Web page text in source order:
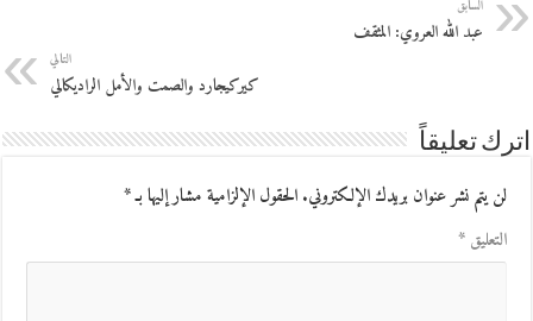
السابق
عبد الله العروي: المثقف
التالي
كيركيجارد والصمت والأمل الراديكالي
اترك تعليقاً
لن يتم نشر عنوان بريدك الإلكتروني.الحقول الإلزامية مشار إليها بـ*
التعليق*